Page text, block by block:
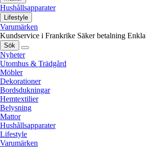
Hushållsapparater
Lifestyle
Varumärken
Kundservice i Frankrike Säker betalning Enkla
Sök
Nyheter
Utomhus & Trädgård
Möbler
Dekorationer
Bordsdukningar
Hemtextilier
Belysning
Mattor
Hushållsapparater
Lifestyle
Varumärken